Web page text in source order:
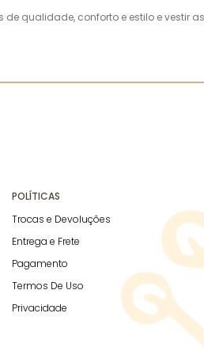
de qualidade, conforto e estilo e vestir
POLÍTICAS
Trocas e Devoluções
Entrega e Frete
Pagamento
Termos De Uso
Privacidade